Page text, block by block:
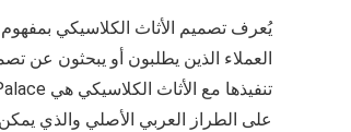
يُعرف تصميم الأثاث الكلاسيكي
العملاء الذين يطلبون أو يبحثون عن
على الطراز العربي الأصلي والذي يمكن